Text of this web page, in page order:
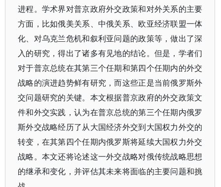
进程。学术界对普京政府外交政策和对外关系的主要
方面，比如俄美关系、中俄关系、欧亚经济联盟一体
化、对乌克兰危机和叙利亚问题的政策等，做出了深
入的研究，得出了诸多有见地的结论。但是，学者们
对于普京总统在其第三个任期和第四个任期内的外交
战略的演进趋势鲜有研究，而这些正是当前俄罗斯外
交问题研究的关键。本文根据普京政府的外交政策文
件和外交实践，认为在普京总统的第三个任期内俄罗
斯外交战略经历了从大国经济外交到大国权力外交的
转变，在其第四个任期内俄罗斯将延续大国权力外交
战略。本文还将论述这一外交战略对俄传统战略思想
的继承和变化，并评估其未来将面临的主要问题和挑